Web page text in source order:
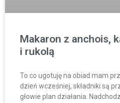
Makaron z anchois,
i rukolą
To co ugotuję na obiad mam
dzień wcześniej, składniki są
głowie plan działania.